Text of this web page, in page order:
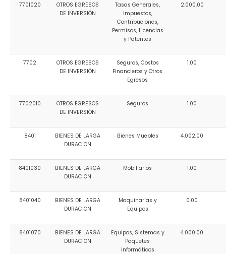
7701020
OTROS EGRESOS
DE INVERSIÓN
Tasas Generales,
Impuestos,
Contribuciones,
Permisos, Licencias
y Patentes
2.000.00
7702
OTROS EGRESOS
DE INVERSIÓN
Seguros, Costos
Financieros y Otros
Egresos
1.00
7702010
OTROS EGRESOS
DE INVERSIÓN
Seguros 1.00
8401
BIENES DE LARGA
DURACION
Bienes Muebles 4.002.00
8401030
BIENES DE LARGA
DURACION
Mobiliarios 1.00
8401040
BIENES DE LARGA
DURACION
Maquinarias y
Equipos
0.00
8401070
BIENES DE LARGA
DURACION
Equipos, Sistemas y
Paquetes
Informáticos
4.000.00